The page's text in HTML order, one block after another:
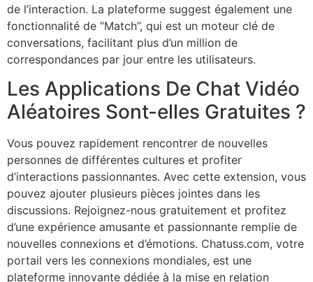
de l’interaction. La plateforme suggest également une
fonctionnalité de “Match”, qui est un moteur clé de
conversations, facilitant plus d’un million de
correspondances par jour entre les utilisateurs.
Les Applications De Chat Vidéo
Aléatoires Sont-elles Gratuites ?
Vous pouvez rapidement rencontrer de nouvelles
personnes de différentes cultures et profiter
d’interactions passionnantes. Avec cette extension, vous
pouvez ajouter plusieurs pièces jointes dans les
discussions. Rejoignez-nous gratuitement et profitez
d’une expérience amusante et passionnante remplie de
nouvelles connexions et d’émotions. Chatuss.com, votre
portail vers les connexions mondiales, est une
plateforme innovante dédiée à la mise en relation